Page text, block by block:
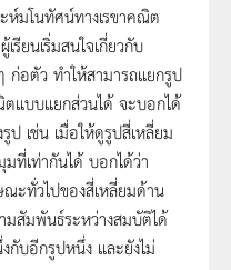
ห์มโนทัศน์ทางเรขาคณิต
รียนเริ่มสนใจเกี่ยวกับ
อตัว ทำให้สามารถแยกรูป
แบบแยกส่วนได้ จะบอกได้
ป เช่น เมื่อให้ดูรูปสี่เหลี่ยม
ที่เท่ากันได้ บอกได้ว่า
ะทั่วไปของสี่เหลี่ยมด้าน
มสัมพันธ์ระหว่างสมบัติได้
กับอีกรูปหนึ่ง และยังไม่